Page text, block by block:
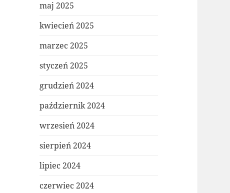
maj 2025
kwiecień 2025
marzec 2025
styczeń 2025
grudzień 2024
październik 2024
wrzesień 2024
sierpień 2024
lipiec 2024
czerwiec 2024